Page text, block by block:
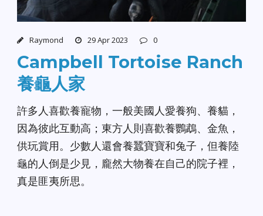
Raymond 29 Apr 2023 0
Campbell Tortoise Ranch
養龜人家
許多人喜歡養寵物，一般美國人愛養狗、養貓，
因為彼此互動高；東方人則喜歡養鸚鵡、金魚，
供玩賞用。少數人還會養蠶寶寶和兔子，但養陸
龜的人倒是少見，龐然大物養在自己的院子裡，
真是匪夷所思。